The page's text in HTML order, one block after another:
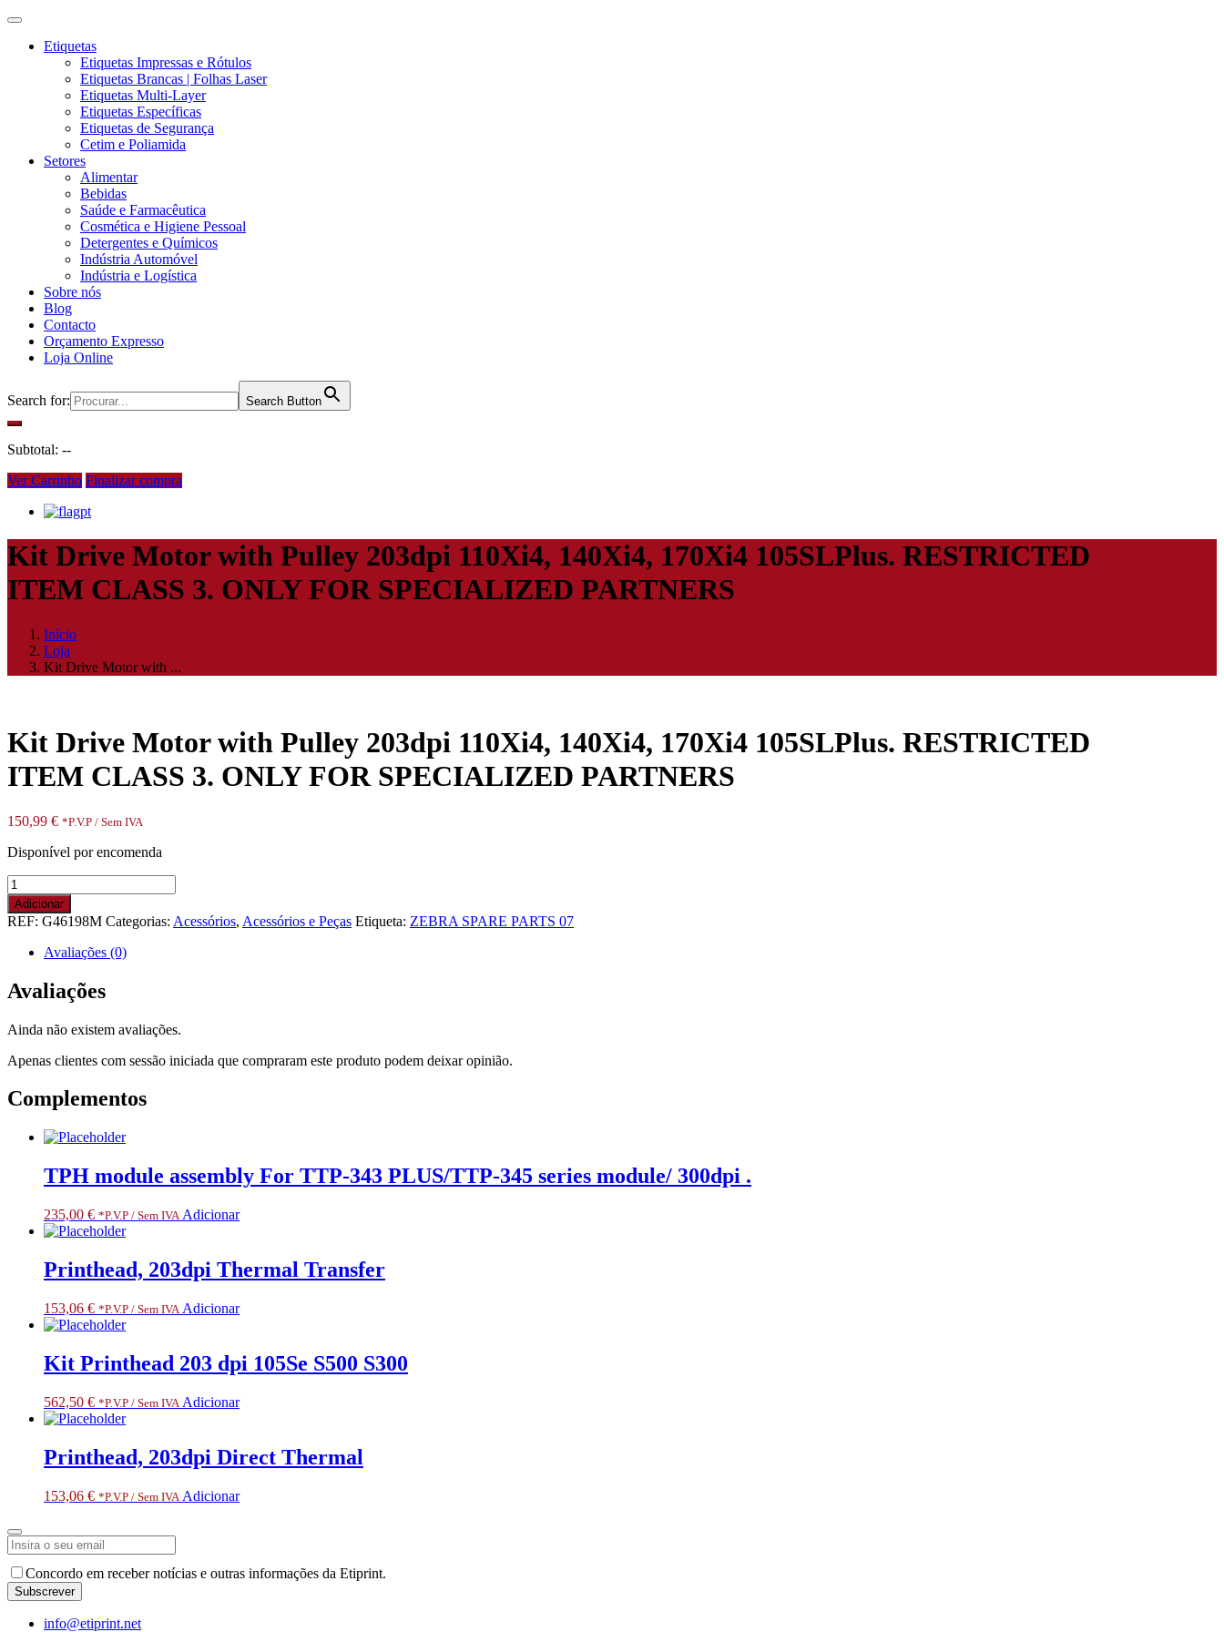
Etiquetas
Etiquetas Impressas e Rótulos
Etiquetas Brancas | Folhas Laser
Etiquetas Multi-Layer
Etiquetas Específicas
Etiquetas de Segurança
Cetim e Poliamida
Setores
Alimentar
Bebidas
Saúde e Farmacêutica
Cosmética e Higiene Pessoal
Detergentes e Químicos
Indústria Automóvel
Indústria e Logística
Sobre nós
Blog
Contacto
Orçamento Expresso
Loja Online
Search for: Search Button
Subtotal: --
Ver Carrinho Finalizar compra
pt
Kit Drive Motor with Pulley 203dpi 110Xi4, 140Xi4, 170Xi4 105SLPlus. RESTRICTED
ITEM CLASS 3. ONLY FOR SPECIALIZED PARTNERS
Início
Loja
Kit Drive Motor with ...
Kit Drive Motor with Pulley 203dpi 110Xi4, 140Xi4, 170Xi4 105SLPlus. RESTRICTED
ITEM CLASS 3. ONLY FOR SPECIALIZED PARTNERS
150,99 € *P.V.P / Sem IVA
Disponível por encomenda
Quantidade
de
Kit
Drive
Motor
Pulley
203dpi
140Xi4,
105SLPlus.
ITEM
CLASS
ONLY
SPECIALIZED
Adicionar
REF: G46198M Categorias: Acessórios, Acessórios e Peças Etiqueta: ZEBRA SPARE PARTS 07
Avaliações (0)
Avaliações
Ainda não existem avaliações.
Apenas clientes com sessão iniciada que compraram este produto podem deixar opinião.
Complementos
TPH module assembly For TTP-343 PLUS/TTP-345 series module/ 300dpi .
235,00 € *P.V.P / Sem IVA Adicionar
Printhead, 203dpi Thermal Transfer
153,06 € *P.V.P / Sem IVA Adicionar
Kit Printhead 203 dpi 105Se S500 S300
562,50 € *P.V.P / Sem IVA Adicionar
Printhead, 203dpi Direct Thermal
153,06 € *P.V.P / Sem IVA Adicionar
Concordo em receber notícias e outras informações da Etiprint.
Subscrever
Address*
info@etiprint.net